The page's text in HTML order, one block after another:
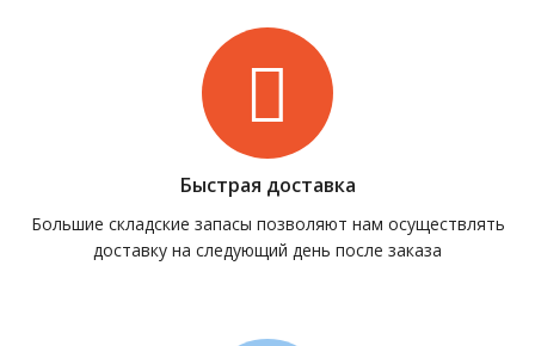
Быстрая доставка
Большие складские запасы позволяют нам осуществлять
доставку на следующий день после заказа